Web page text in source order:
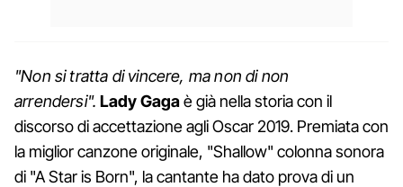
"Non si tratta di vincere, ma non di non
arrendersi".Lady Gagaè già nella storia con il
discorso di accettazione agli Oscar 2019. Premiata con
la miglior canzone originale, "Shallow" colonna sonora
di "A Star is Born", la cantante ha dato prova di un